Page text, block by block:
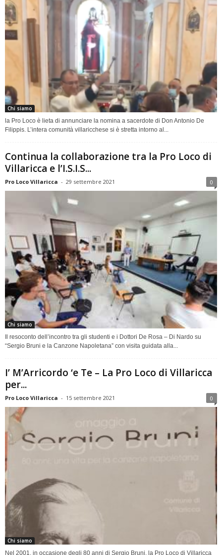
Chi siamo
la Pro Loco è lieta di annunciare la nomina a sacerdote di Don Antonio De
Filippis. L’intera comunità villaricchese si è stretta intorno al...
Continua la collaborazione tra la Pro Loco di
Villaricca e l’I.S.I.S...
Pro Loco Villaricca - 29 settembre 2021 0
Chi siamo
Il resoconto dell’incontro tra gli studenti e i Dottori De Rosa – Di Nardo su
“Sergio Bruni e la Canzone Napoletana” con visita guidata alla...
I’ M’Arricordo ‘e Te – La Pro Loco di Villaricca
per...
Pro Loco Villaricca - 15 settembre 2021 0
Chi siamo
Nel 2001, in occasione degli 80 anni di Sergio Bruni, la Pro Loco di Villaricca